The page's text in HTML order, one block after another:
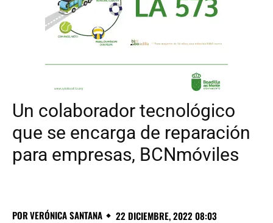
Un colaborador tecnológico
que se encarga de reparación
para empresas, BCNmóviles
PORVERÓNICA SANTANA 22 DICIEMBRE, 2022 08:03